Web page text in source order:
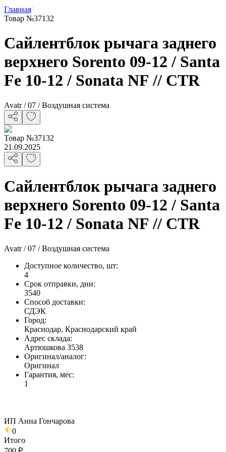
Главная
Товар №37132
Сайлентблок рычага заднего
верхнего Sorento 09-12 / Santa
Fe 10-12 / Sonata NF // CTR
Avatr / 07 / Воздушная система
Товар №37132
21.09.2025
Сайлентблок рычага заднего
верхнего Sorento 09-12 / Santa
Fe 10-12 / Sonata NF // CTR
Avatr / 07 / Воздушная система
Доступное количество, шт:
4
Срок отправки, дни:
3540
Способ доставки:
СДЭК
Город:
Краснодар, Краснодарский край
Адрес склада:
Артюшкова 3538
Оригинал/аналог:
Оригинал
Гарантия, мес:
1
ИП Анна Гончарова
0
Итого